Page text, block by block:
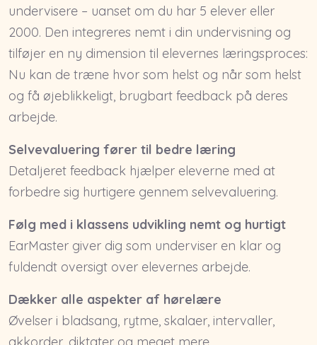
undervisere – uanset om du har 5 elever eller
2000. Den integreres nemt i din undervisning og
tilføjer en ny dimension til elevernes læringsproces:
Nu kan de træne hvor som helst og når som helst
og få øjeblikkeligt, brugbart feedback på deres
arbejde.
Selvevaluering fører til bedre læring
Detaljeret feedback hjælper eleverne med at
forbedre sig hurtigere gennem selvevaluering.
Følg med i klassens udvikling nemt og hurtigt
EarMaster giver dig som underviser en klar og
fuldendt oversigt over elevernes arbejde.
Dækker alle aspekter af hørelære
Øvelser i bladsang, rytme, skalaer, intervaller,
akkorder, diktater og meget mere.